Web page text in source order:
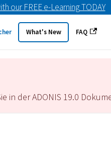
our FREE e-Learning TODAY
What's New FAQ
in der ADONIS 19.0